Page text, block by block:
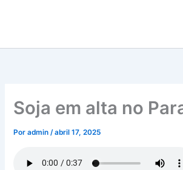
conteúdo
Soja em alta no
Poradmin/abril 17, 2025